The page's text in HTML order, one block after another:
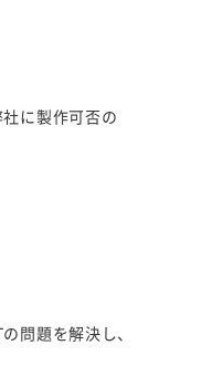
に製作可否の
問題を解決し、